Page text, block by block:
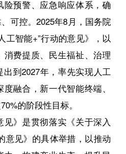
险预警、应急响应体系，确
可控。2025年8月，国务院
工智能+”行动的意见》，以
费提质、民生福祉、治理
到2027年，率先实现人工
融合，新一代智能终端、
的阶段性目标。
》是贯彻落实《关于深入
意见》的具体举措，以推动